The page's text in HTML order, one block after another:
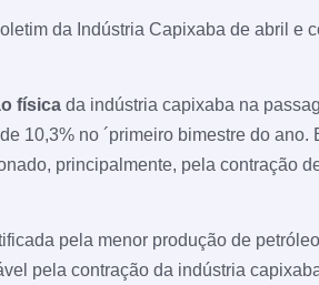
da Indústria Capixaba de abril e
física da indústria capixaba na
10,3% no ´primeiro bimestre do ano.
principalmente, pela contração
pela menor produção de
pela contração da indústria